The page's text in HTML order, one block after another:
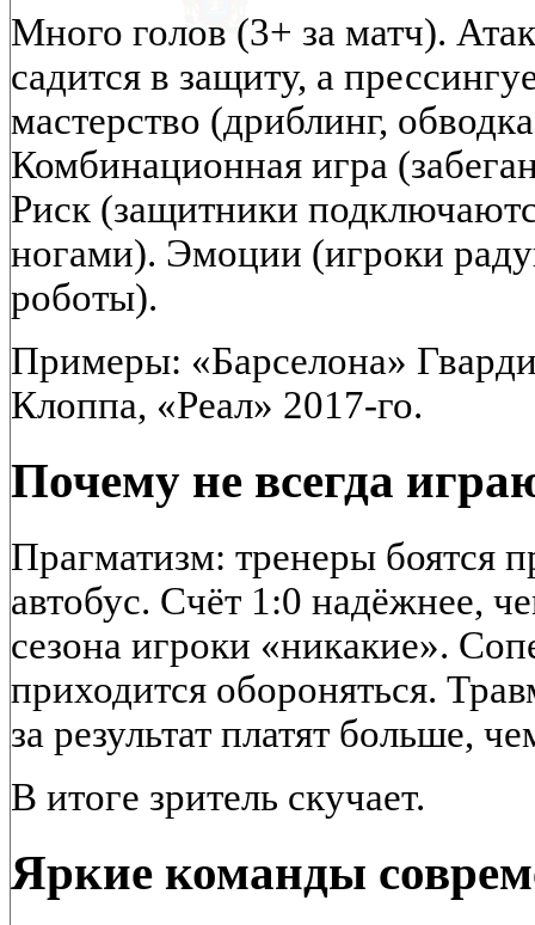
Много голов (3+ за матч).
садится в защиту, а
мастерство (дриблинг,
Комбинационная игра
Риск (защитники
ногами). Эмоции (игроки
роботы).
Примеры: «Барселона»
Клоппа, «Реал» 2017-го.
Почему не всегда
Прагматизм: тренеры боятся
автобус. Счёт 1:0 надёжнее,
сезона игроки «никакие».
приходится обороняться.
за результат платят больше,
В итоге зритель скучает.
Яркие команды